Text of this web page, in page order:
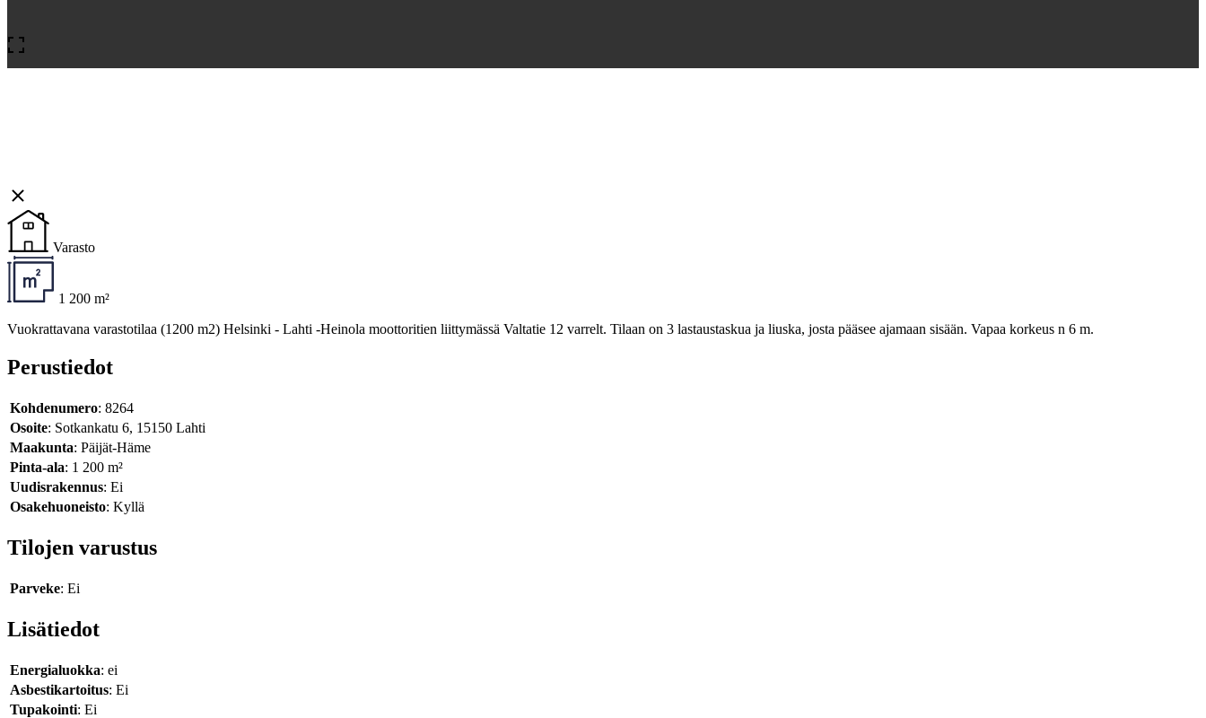
Varasto
1 200 m²
Vuokrattavana varastotilaa (1200 m2) Helsinki - Lahti -Heinola moottoritien liittymässä Valtatie 12 varrelt. Tilaan on 3 lastaustaskua ja liuska, josta pääsee ajamaan sisään. Vapaa korkeus n 6 m.
Perustiedot
Kohdenumero: 8264
Osoite: Sotkankatu 6, 15150 Lahti
Maakunta: Päijät-Häme
Pinta-ala: 1 200 m²
Uudisrakennus: Ei
Osakehuoneisto: Kyllä
Tilojen varustus
Parveke: Ei
Lisätiedot
Energialuokka: ei
Asbestikartoitus: Ei
Tupakointi: Ei